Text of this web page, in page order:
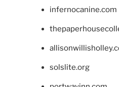
infernocanine.com
solslite.org